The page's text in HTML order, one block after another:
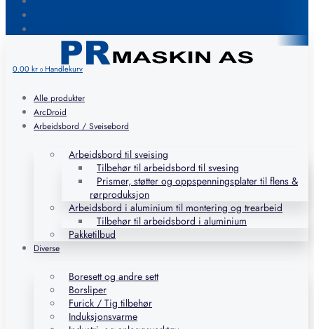
0.00kr 0 Handlekurv
Alle produkter
ArcDroid
Arbeidsbord / Sveisebord
Arbeidsbord til sveising
Tilbehør til arbeidsbord til svesing
Prismer, støtter og oppspenningsplater til flens &
rørproduksjon
Arbeidsbord i aluminium til montering og trearbeid
Tilbehør til arbeidsbord i aluminium
Pakketilbud
Diverse
Boresett og andre sett
Borsliper
Furick / Tig tilbehør
Induksjonsvarme